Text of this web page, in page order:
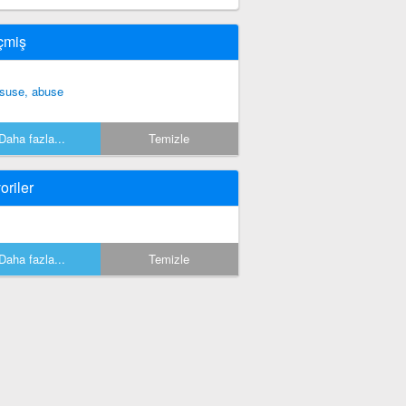
abuse
Daha fazla... Temizle
Daha fazla... Temizle